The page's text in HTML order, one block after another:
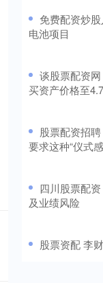
免费配资炒
电池项目
谈股票配资
买资产价格至
股票配资招
要求这种“仪式感
四川股票配
及业绩风险
股票资配 李